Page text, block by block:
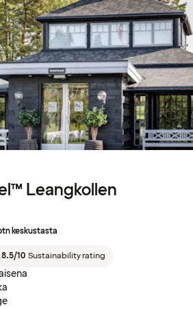
Leangkollen
keskustasta
8.5/10 Sustainability rating